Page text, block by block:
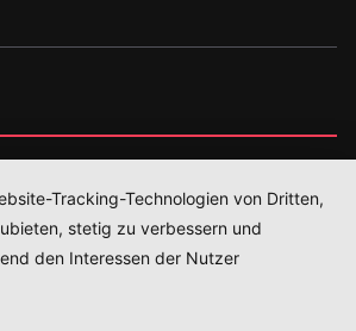
WLANTracking-Technologien von Dritten,
stetig zu verbessern und
den Interessen der Nutzer